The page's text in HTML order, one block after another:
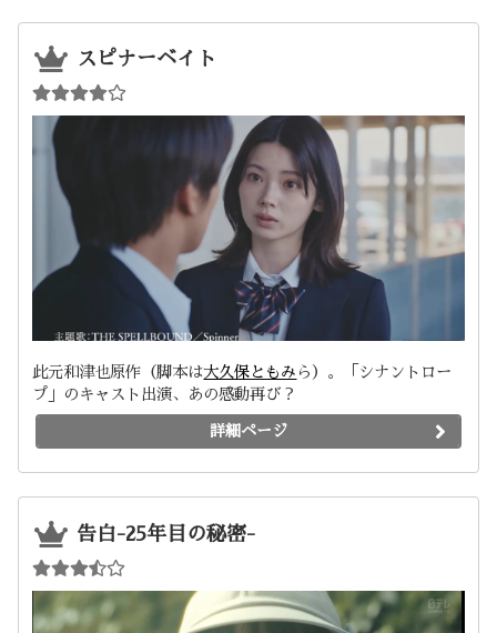
スピナーベイト
此元和津也原作（脚本は大久保ともみ ら）。「シナントロー
プ」のキャスト出演、あの感動再び？
詳細ページ
告白-25年目の秘密-